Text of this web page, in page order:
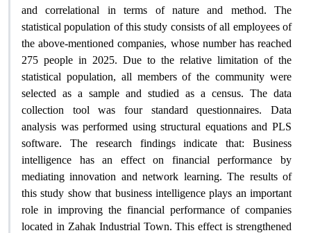
and correlational in terms of nature and method. The
statistical population of this study consists of all employees of
the above-mentioned companies, whose number has reached
275 people in 2025. Due to the relative limitation of the
statistical population, all members of the community were
selected as a sample and studied as a census. The data
collection tool was four standard questionnaires. Data
analysis was performed using structural equations and PLS
software. The research findings indicate that: Business
intelligence has an effect on financial performance by
mediating innovation and network learning. The results of
this study show that business intelligence plays an important
role in improving the financial performance of companies
located in Zahak Industrial Town. This effect is strengthened